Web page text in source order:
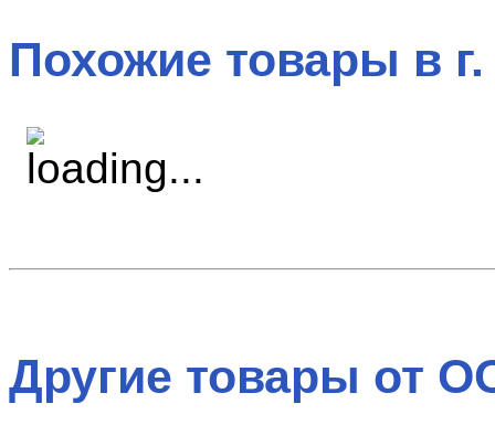
Похожие товары в
Другие товары от